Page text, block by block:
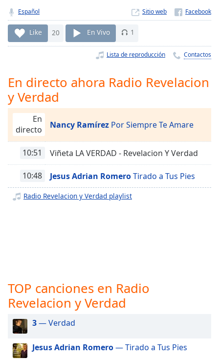
Descriptions
descriptions
Subtitles
subtitles
settings,
opens
subtitles
settings
dialog
subtitles
off,
selected
modal
window.
Beginning
dialog
Español Sitio web
Like 20 En Vivo 1
Lista de reproducción Contactos
En directo ahora Radio Revelacion
y Verdad
En
directo
Nancy Ramírez Por Siempre Te Amare
10:51 Viñeta LA VERDAD - Revelacion Y Verdad
10:48 Jesus Adrian RomeroTirado a Tus Pies
Radio Revelacion y Verdad playlist
TOP canciones en Radio
Revelacion y Verdad
3— Verdad
Jesus Adrian Romero— Tirado a Tus Pies